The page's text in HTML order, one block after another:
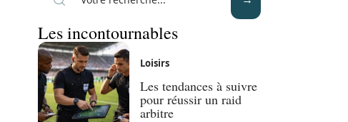
Les incontournables
Loisirs
Les tendances à suivre
pour réussir un raid
arbitre